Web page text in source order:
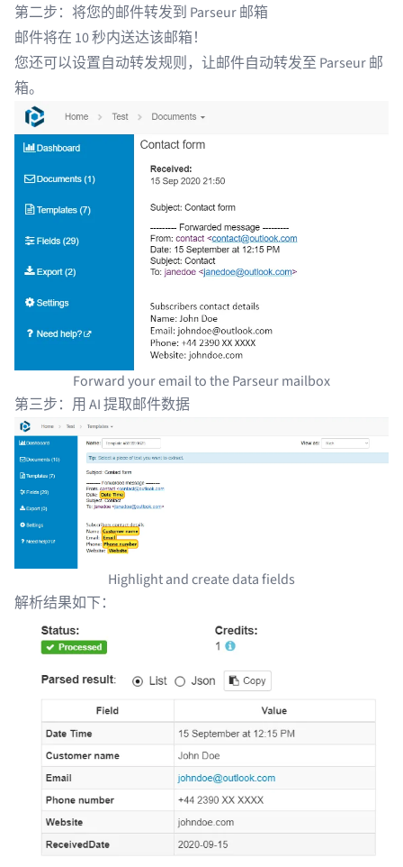
第二步：将您的邮件转发到 Parseur 邮箱
邮件将在 10 秒内送达该邮箱！
您还可以设置自动转发规则 ，让邮件自动转发至 Parseur 邮
箱。
Forward your email to the Parseur mailbox
第三步：用 AI 提取邮件数据
Highlight and create data fields
解析结果如下：